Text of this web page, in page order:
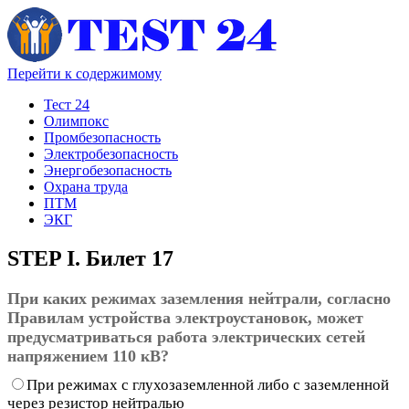
Перейти к содержимому
Тест 24
Олимпокс
Промбезопасность
Электробезопасность
Энергобезопасность
Охрана труда
ПТМ
ЭКГ
STEP I. Билет 17
При каких режимах заземления нейтрали, согласно
Правилам устройства электроустановок, может
предусматриваться работа электрических сетей
напряжением 110 кВ?
При режимах с глухозаземленной либо с заземленной
через резистор нейтралью